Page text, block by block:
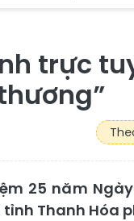
trực
25 năm
tỉnh Thanh